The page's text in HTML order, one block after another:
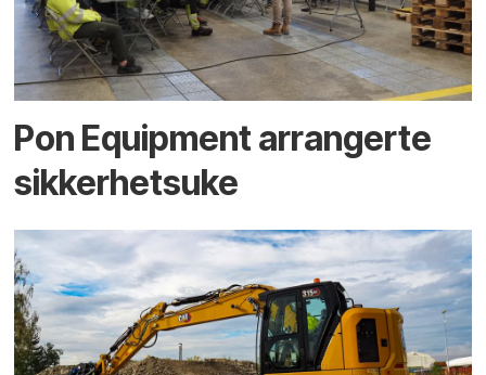
Pon Equipment arrangerte
sikkerhetsuke